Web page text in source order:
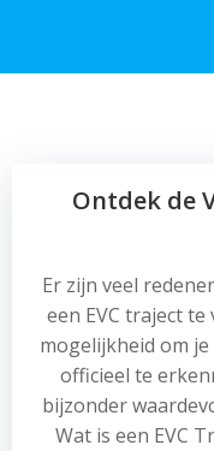
Ontdek de
Er zijn veel
een EVC traject te
mogelijkheid om
officieel te
bijzonder
Wat is een EVC